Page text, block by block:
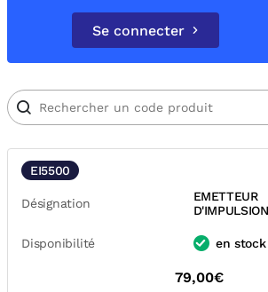
Se connecter
EI5500
Désignation
EMETTEUR
Disponibilité en stock
79,00€